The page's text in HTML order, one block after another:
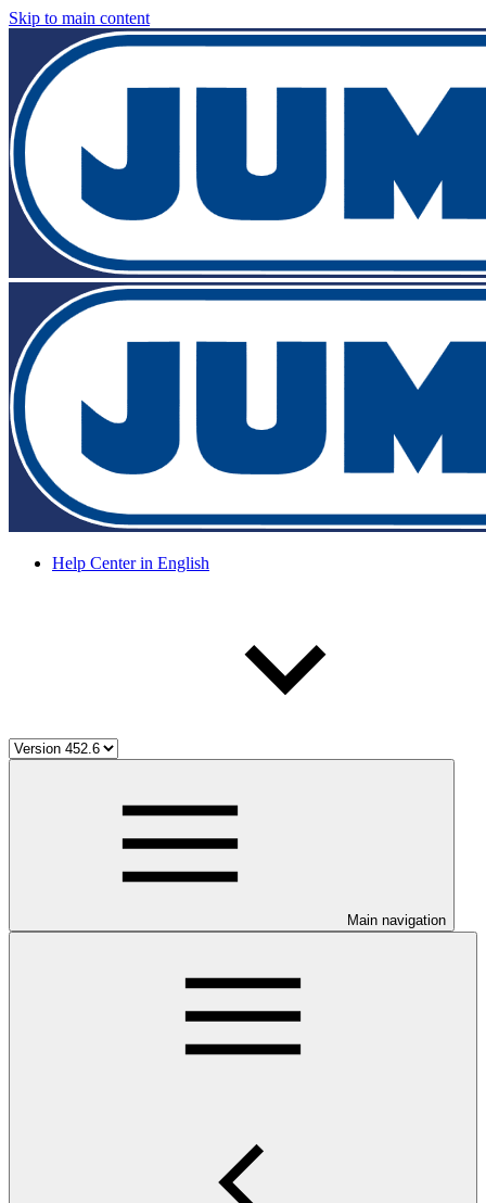
Skip to main content
Help Center in English
Main navigation